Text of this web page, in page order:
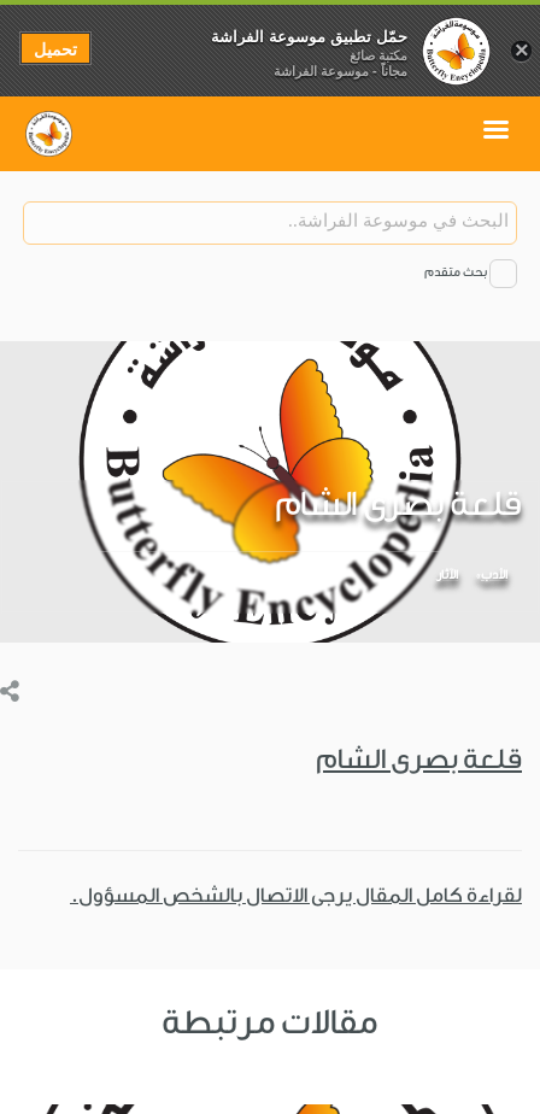
بحث متقدم
قلعة بصرى الشام
الأدب اﻵثار
قلعة بصرى الشام
لقراءة كامل المقال يرجى الاتصال بالشخص المسؤول.
مقالات مرتبطة
×
حمّل تطبيق موسوعة الفراشة
مكتبة صائغ
مجاناً - موسوعة الفراشة
تحميل